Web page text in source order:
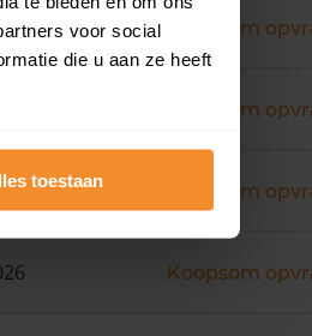
voor social
die u aan ze heeft
toestaan
Koopsom
Koopsom
Koopsom
Koopsom